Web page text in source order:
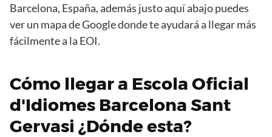
Barcelona, España, además justo aquí abajo puedes
ver un mapa de Google donde te ayudará a llegar más
fácilmente a la EOI.
Cómo llegar a Escola Oficial
d'Idiomes Barcelona Sant
Gervasi ¿Dónde esta?